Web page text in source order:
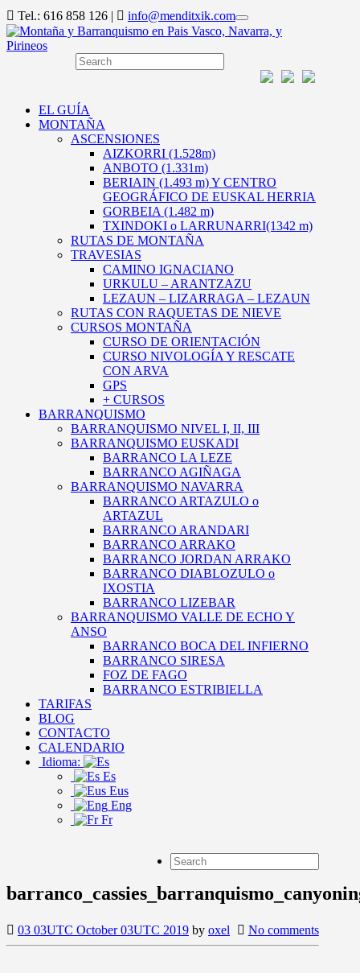
Tel.: 616 858 126 | info@menditxik.com
EL GUÍA
MONTAÑA
ASCENSIONES
AIZKORRI (1.528m)
ANBOTO (1.331m)
BERIAIN (1.493 m) Y CENTRO
GEOGRÁFICO DE EUSKAL HERRIA
GORBEIA (1.482 m)
TXINDOKI o LARRUNARRI(1342 m)
RUTAS DE MONTAÑA
TRAVESIAS
CAMINO IGNACIANO
URKULU – ARANTZAZU
LEZAUN – LIZARRAGA – LEZAUN
RUTAS CON RAQUETAS DE NIEVE
CURSOS MONTAÑA
CURSO DE ORIENTACIÓN
CURSO NIVOLOGÍA Y RESCATE
CON ARVA
GPS
+ CURSOS
BARRANQUISMO
BARRANQUISMO NIVEL I, II, III
BARRANQUISMO EUSKADI
BARRANCO LA LEZE
BARRANCO AGIÑAGA
BARRANQUISMO NAVARRA
BARRANCO ARTAZULO o
ARTAZUL
BARRANCO ARANDARI
BARRANCO ARRAKO
BARRANCO JORDAN ARRAKO
BARRANCO DIABLOZULO o
IXOSTIA
BARRANCO LIZEBAR
BARRANQUISMO VALLE DE ECHO Y
ANSO
BARRANCO BOCA DEL INFIERNO
BARRANCO SIRESA
FOZ DE FAGO
BARRANCO ESTRIBIELLA
TARIFAS
BLOG
CONTACTO
CALENDARIO
Idioma:
Es
Eus
Eng
Fr
03 03UTC October 03UTC 2019 by oxel No comments